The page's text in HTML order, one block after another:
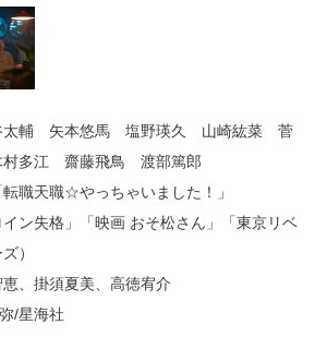
太輔 矢本悠馬 塩野瑛久 山崎紘菜 菅
多江 齋藤飛鳥 渡部篤郎
職天職☆やっちゃいました！」
ン失格」「映画 おそ松さん」「東京リベ
）
、掛須夏美、高徳宥介
/星海社